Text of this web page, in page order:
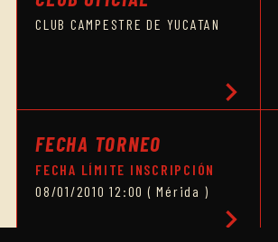
CLUB CAMPESTRE DE YUCATAN
chevron_right
FECHA TORNEO
FECHA LÍMITE INSCRIPCIÓN
08/01/2010 12:00 ( Mérida )
chevron_right